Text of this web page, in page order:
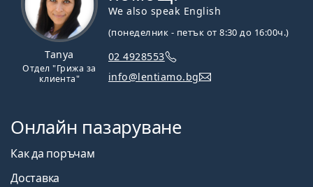
Tanya
Отдел "Грижа за
клиента"
We also speak English
(понеделник - петък от 8:30 до 16:00ч.)
02 4928553
info@lentiamo.bg
Онлайн пазаруване
Как да поръчам
Доставка